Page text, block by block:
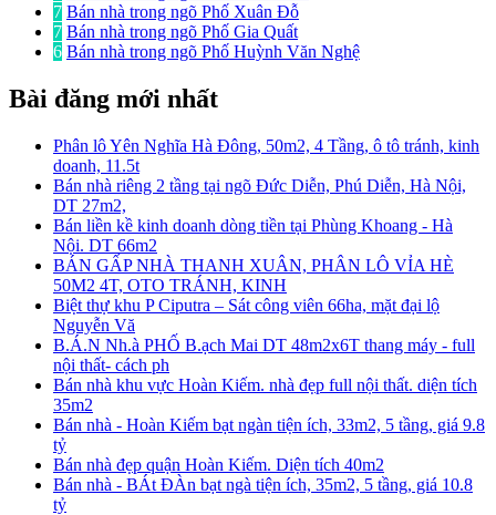
7 Bán nhà trong ngõ Phố Xuân Đỗ
7 Bán nhà trong ngõ Phố Gia Quất
6 Bán nhà trong ngõ Phố Huỳnh Văn Nghệ
Bài đăng mới nhất
Phân lô Yên Nghĩa Hà Đông, 50m2, 4 Tầng, ô tô tránh, kinh
doanh, 11.5t
Bán nhà riêng 2 tầng tại ngõ Đức Diễn, Phú Diễn, Hà Nội,
DT 27m2,
Bán liền kề kinh doanh dòng tiền tại Phùng Khoang - Hà
Nội. DT 66m2
BÁN GẤP NHÀ THANH XUÂN, PHÂN LÔ VỈA HÈ
50M2 4T, OTO TRÁNH, KINH
Biệt thự khu P Ciputra – Sát công viên 66ha, mặt đại lộ
Nguyễn Vă
B.Á.N Nh.à PHỐ B.ạch Mai DT 48m2x6T thang máy - full
nội thất- cách ph
Bán nhà khu vực Hoàn Kiếm. nhà đẹp full nội thất. diện tích
35m2
Bán nhà - Hoàn Kiếm bạt ngàn tiện ích, 33m2, 5 tầng, giá 9.8
tỷ
Bán nhà đẹp quận Hoàn Kiếm. Diện tích 40m2
Bán nhà - BÁt ĐÀn bạt ngà tiện ích, 35m2, 5 tầng, giá 10.8
tỷ